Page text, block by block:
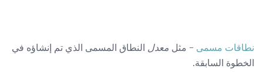
نطاقات مسمى - مثل معدل النطاق المسمى الذي تم إنشاؤه في
الخطوة السابقة.